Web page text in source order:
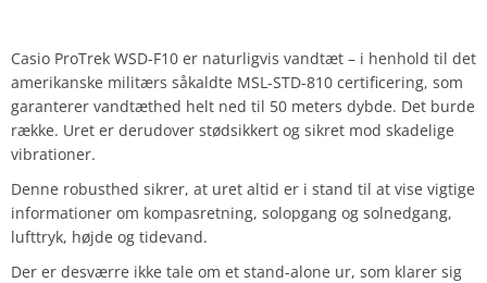
Casio ProTrek WSD-F10 er naturligvis vandtæt – i henhold til det
amerikanske militærs såkaldte MSL-STD-810 certificering, som
garanterer vandtæthed helt ned til 50 meters dybde. Det burde
række. Uret er derudover stødsikkert og sikret mod skadelige
vibrationer.
Denne robusthed sikrer, at uret altid er i stand til at vise vigtige
informationer om kompasretning, solopgang og solnedgang,
lufttryk, højde og tidevand.
Der er desværre ikke tale om et stand-alone ur, som klarer sig